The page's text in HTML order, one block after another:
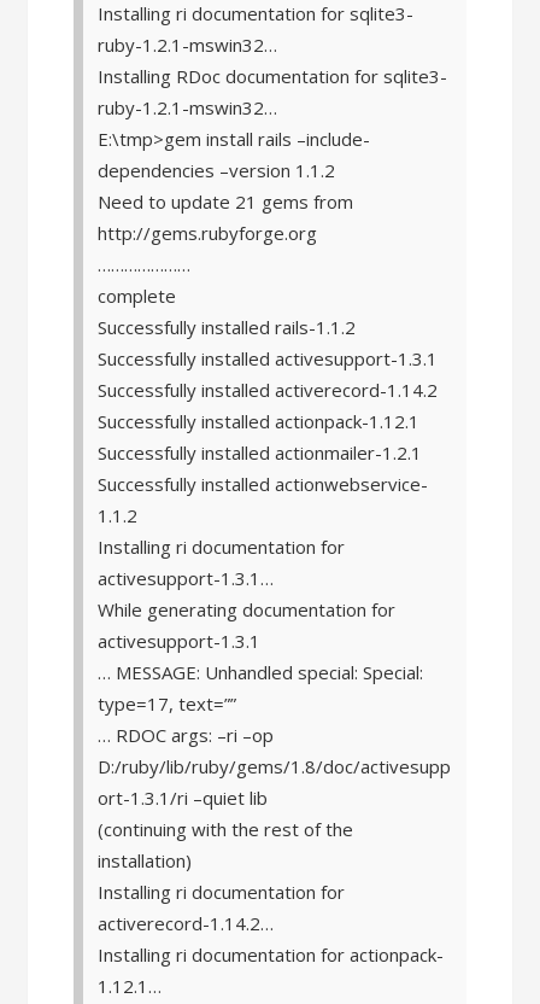
Installing ri documentation for sqlite3-
ruby-1.2.1-mswin32…
Installing RDoc documentation for sqlite3-
ruby-1.2.1-mswin32…
E:\tmp>gem install rails –include-
dependencies –version 1.1.2
Need to update 21 gems from
http://gems.rubyforge.org
…………………
complete
Successfully installed rails-1.1.2
Successfully installed activesupport-1.3.1
Successfully installed activerecord-1.14.2
Successfully installed actionpack-1.12.1
Successfully installed actionmailer-1.2.1
Successfully installed actionwebservice-
1.1.2
Installing ri documentation for
activesupport-1.3.1…
While generating documentation for
activesupport-1.3.1
… MESSAGE: Unhandled special: Special:
type=17, text=””
… RDOC args: –ri –op
D:/ruby/lib/ruby/gems/1.8/doc/activesupp
ort-1.3.1/ri –quiet lib
(continuing with the rest of the
installation)
Installing ri documentation for
activerecord-1.14.2…
Installing ri documentation for actionpack-
1.12.1…